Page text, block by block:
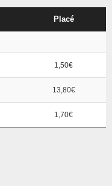
Placé
1,50€
13,80€
1,70€